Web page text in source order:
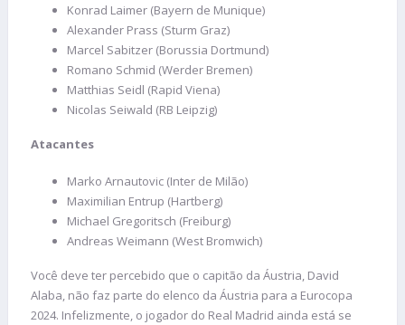
Konrad Laimer (Bayern de Munique)
Alexander Prass (Sturm Graz)
Marcel Sabitzer (Borussia Dortmund)
Romano Schmid (Werder Bremen)
Matthias Seidl (Rapid Viena)
Nicolas Seiwald (RB Leipzig)
Atacantes
Marko Arnautovic (Inter de Milão)
Maximilian Entrup (Hartberg)
Michael Gregoritsch (Freiburg)
Andreas Weimann (West Bromwich)
Você deve ter percebido que o capitão da Áustria, David
Alaba, não faz parte do elenco da Áustria para a Eurocopa
2024. Infelizmente, o jogador do Real Madrid ainda está se